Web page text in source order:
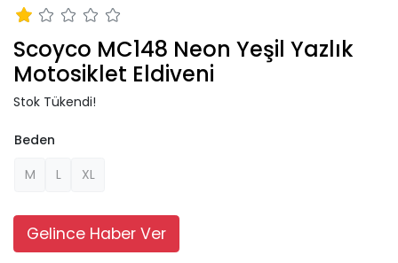
Scoyco MC148 Neon Yeşil Yazlık
Motosiklet Eldiveni
Stok Tükendi!
Beden
M
L XL
Gelince Haber Ver